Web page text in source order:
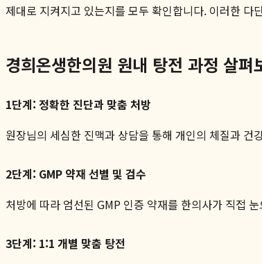
제대로 지켜지고 있는지를 모두 확인합니다. 이러한
경희온생한의원 원내 탕전 과정 살펴
1단계: 정확한 진단과 맞춤 처방
원장님의 세심한 진맥과 상담을 통해 개인의 체질과
2단계: GMP 약재 선별 및 검수
처방에 따라 엄선된 GMP 인증 약재를 한의사가 직접
3단계: 1:1 개별 맞춤 탕전